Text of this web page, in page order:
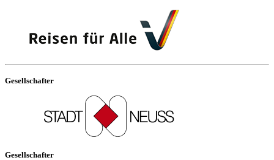
Gesellschafter
Gesellschafter